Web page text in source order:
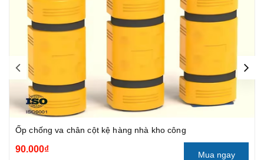
Ốp chống va chân cột kệ hàng nhà kho công
90.000₫
Mua ngay